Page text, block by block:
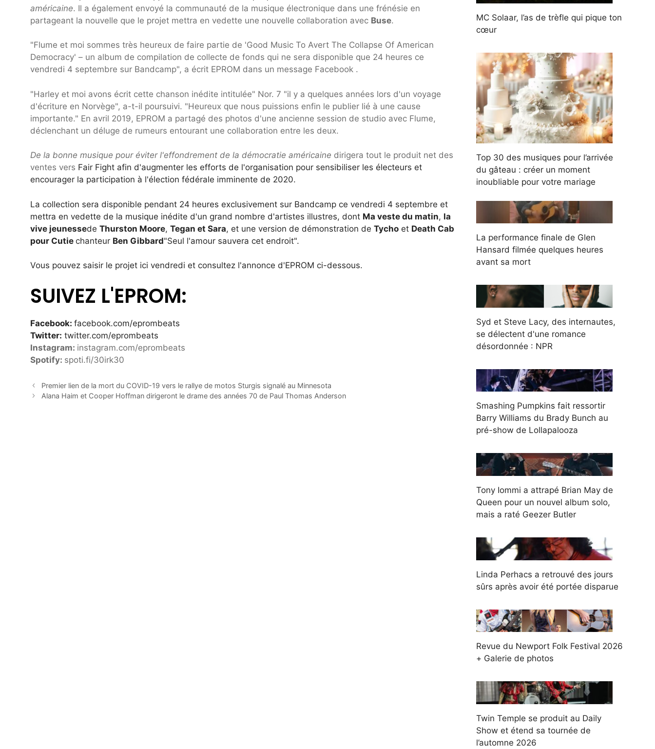
américaine. Il a également envoyé la communauté de la musique électronique dans une frénésie en
partageant la nouvelle que le projet mettra en vedette une nouvelle collaboration avec Buse.
"Flume et moi sommes très heureux de faire partie de 'Good Music To Avert The Collapse Of American
Democracy' – un album de compilation de collecte de fonds qui ne sera disponible que 24 heures ce
vendredi 4 septembre sur Bandcamp", a écrit EPROM dans un message Facebook .
"Harley et moi avons écrit cette chanson inédite intitulée" Nor. 7 "il y a quelques années lors d'un voyage
d'écriture en Norvège", a-t-il poursuivi. "Heureux que nous puissions enfin le publier lié à une cause
importante." En avril 2019, EPROM a partagé des photos d'une ancienne session de studio avec Flume,
déclenchant un déluge de rumeurs entourant une collaboration entre les deux.
De la bonne musique pour éviter l'effondrement de la démocratie américaine dirigera tout le produit net des
ventes vers Fair Fight afin d'augmenter les efforts de l'organisation pour sensibiliser les électeurs et
encourager la participation à l'élection fédérale imminente de 2020.
La collection sera disponible pendant 24 heures exclusivement sur Bandcamp ce vendredi 4 septembre et
mettra en vedette de la musique inédite d'un grand nombre d'artistes illustres, dont Ma veste du matin, la
vive jeunessede Thurston Moore, Tegan et Sara, et une version de démonstration de Tycho et Death Cab
pour Cutie chanteur Ben Gibbard"Seul l'amour sauvera cet endroit".
Vous pouvez saisir le projet ici vendredi et consultez l'annonce d'EPROM ci-dessous.
SUIVEZ L'EPROM:
Facebook: facebook.com/eprombeats
Twitter: twitter.com/eprombeats
Instagram: instagram.com/eprombeats
Spotify: spoti.fi/30irk30
Premier lien de la mort du COVID-19 vers le rallye de motos Sturgis signalé au Minnesota
Alana Haim et Cooper Hoffman dirigeront le drame des années 70 de Paul Thomas Anderson
MC Solaar, l’as de trèfle qui pique ton
cœur
Top 30 des musiques pour l’arrivée
du gâteau : créer un moment
inoubliable pour votre mariage
La performance finale de Glen
Hansard filmée quelques heures
avant sa mort
Syd et Steve Lacy, des internautes,
se délectent d'une romance
désordonnée : NPR
Smashing Pumpkins fait ressortir
Barry Williams du Brady Bunch au
pré-show de Lollapalooza
Tony Iommi a attrapé Brian May de
Queen pour un nouvel album solo,
mais a raté Geezer Butler
Linda Perhacs a retrouvé des jours
sûrs après avoir été portée disparue
Revue du Newport Folk Festival 2026
+ Galerie de photos
Twin Temple se produit au Daily
Show et étend sa tournée de
l’automne 2026